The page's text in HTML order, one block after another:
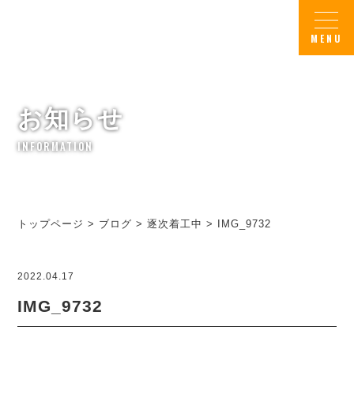
お知らせ
INFORMATION
トップページ > ブログ >逐次着工中 > IMG_9732
2022.04.17
IMG_9732